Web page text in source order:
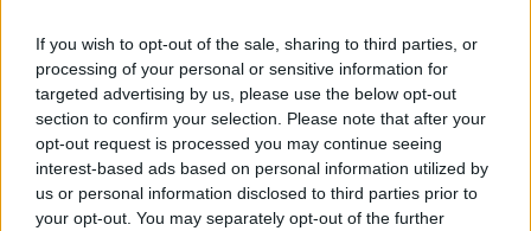
If you wish to opt-out of the sale, sharing to third parties, or
processing of your personal or sensitive information for
targeted advertising by us, please use the below opt-out
section to confirm your selection. Please note that after your
opt-out request is processed you may continue seeing
interest-based ads based on personal information utilized by
us or personal information disclosed to third parties prior to
your opt-out. You may separately opt-out of the further